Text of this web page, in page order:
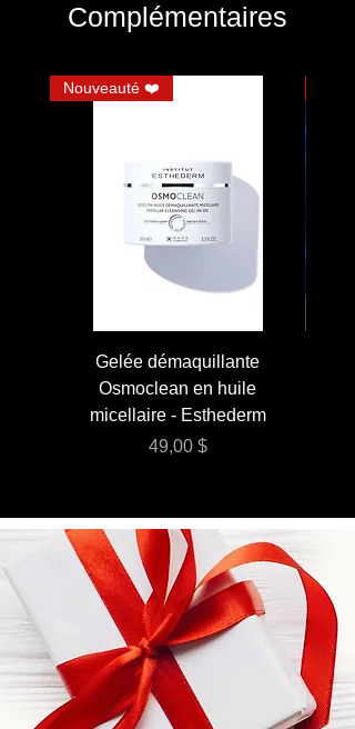
Complémentaires
Nouveauté ❤️
Gelée démaquillante
Osmoclean en huile
micellaire - Esthederm
Prix
49,00 $